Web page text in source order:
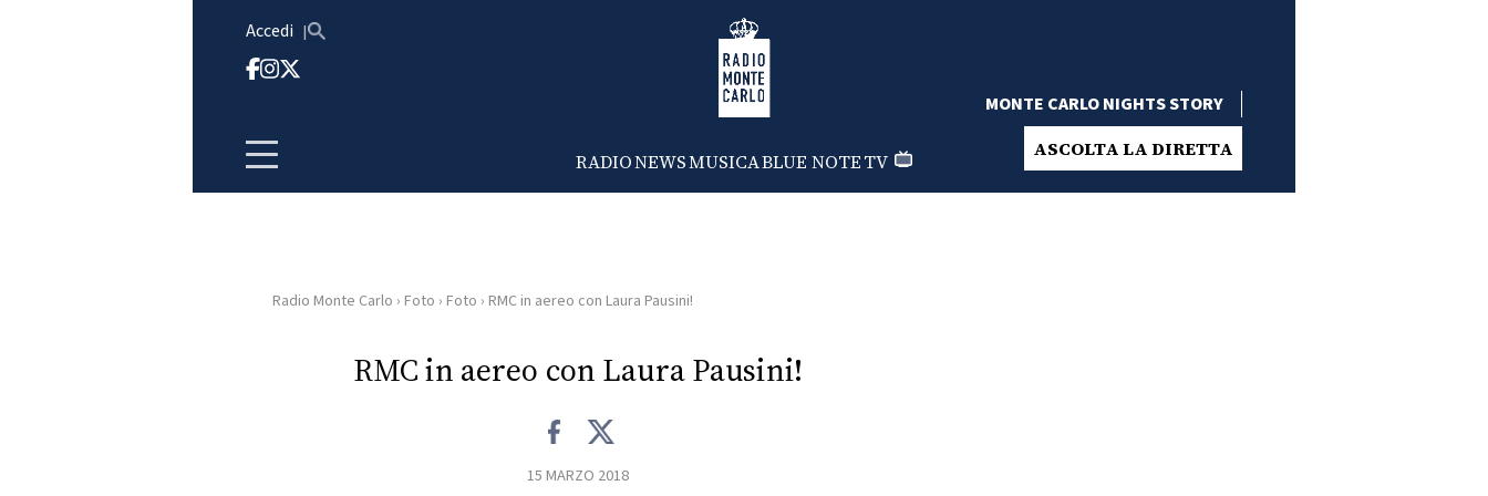
Accedi Radio Monte Carlo
RADIONEWSMUSICABLUE NOTETV
MONTE CARLO NIGHTS STORY
ASCOLTA LA DIRETTA
HOMERadio Monte Carlo › Foto › Foto › RMC in aereo con Laura Pausini!
RMC in aereo con Laura Pausini!
15 MARZO 2018